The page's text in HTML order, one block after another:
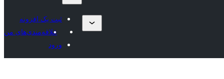
ثبت یک افزونه
علاقه‌مندی‌های من
ورود